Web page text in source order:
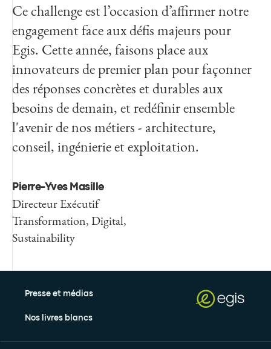
Ce challenge est l’occasion d’affirmer notre
engagement face aux défis majeurs pour
Egis. Cette année, faisons place aux
innovateurs de premier plan pour façonner
des réponses concrètes et durables aux
besoins de demain, et redéfinir ensemble
l'avenir de nos métiers - architecture,
conseil, ingénierie et exploitation.
Pierre-Yves Masille
Directeur Exécutif
Transformation, Digital,
Sustainability
Presse et médias
Nos livres blancs